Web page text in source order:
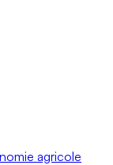
agricole